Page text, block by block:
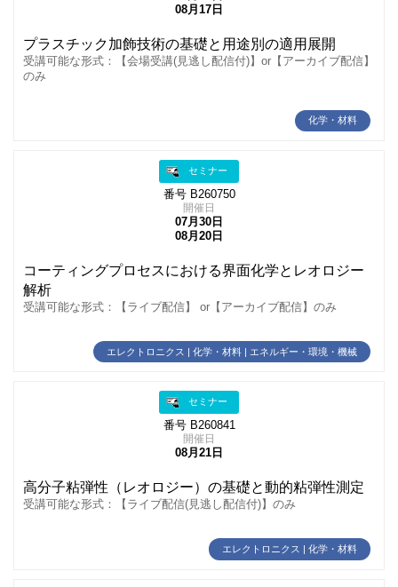
08月17日
プラスチック加飾技術の基礎と用途別の適用展開
受講可能な形式：【会場受講(見逃し配信付)】or【アーカイブ配信】
のみ
化学・材料
セミナー
番号 B260750
開催日
07月30日
08月20日
コーティングプロセスにおける界面化学とレオロジー
解析
受講可能な形式：【ライブ配信】 or【アーカイブ配信】のみ
エレクトロニクス | 化学・材料 | エネルギー・環境・機械
セミナー
番号 B260841
開催日
08月21日
高分子粘弾性（レオロジー）の基礎と動的粘弾性測定
受講可能な形式：【ライブ配信(見逃し配信付)】のみ
エレクトロニクス | 化学・材料